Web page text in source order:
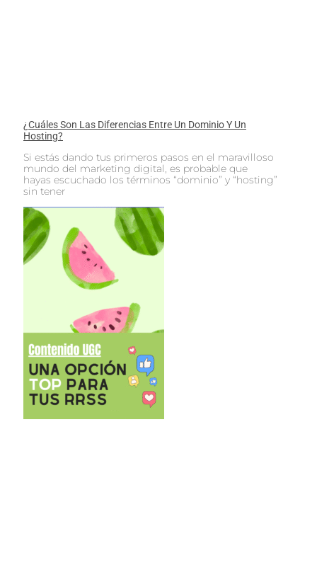
¿Cuáles Son Las Diferencias Entre Un Dominio Y Un
Hosting?
Si estás dando tus primeros pasos en el maravilloso
mundo del marketing digital, es probable que
hayas escuchado los términos “dominio” y “hosting”
sin tener